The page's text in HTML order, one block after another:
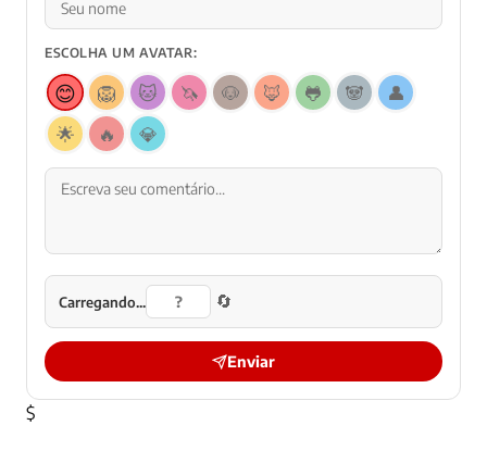
ESCOLHA UM AVATAR:
😊 🦁 🐱 🦄 🐶 🦊 🐸 🐼
👤
🌟
🔥 💎
Carregando... 🔄
Enviar
$